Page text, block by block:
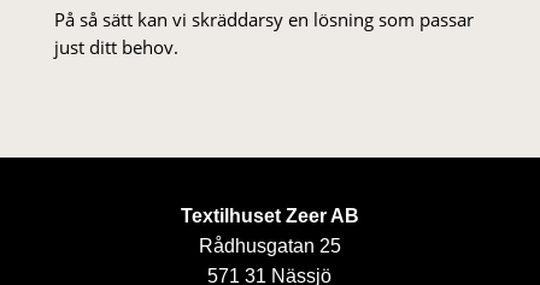
På så sätt kan vi skräddarsy en lösning som passar
just ditt behov.
Textilhuset Zeer AB
Rådhusgatan 25
571 31 Nässjö